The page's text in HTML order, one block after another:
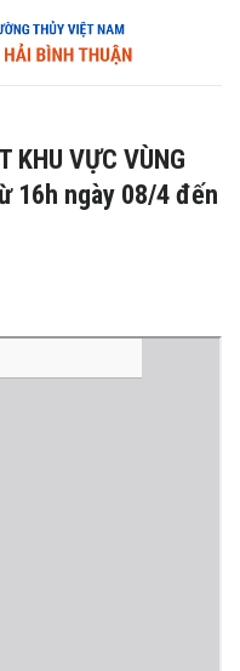
KHU VỰC VÙNG
16h ngày 08/4 đến